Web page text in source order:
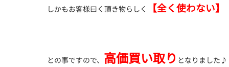
しかもお客様曰く頂き物らしく 【全く使わない】
との事ですので、 高価買い取り となりました♪